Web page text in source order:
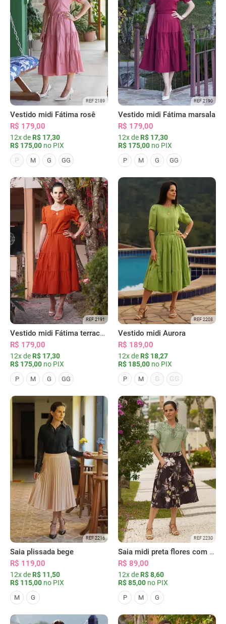
REF 2189
Vestido midi Fátima rosê
R$ 179,00
12x de R$ 17,30
R$ 175,00 no PIX
P
M G GG
REF 2190
Vestido midi Fátima marsala
R$ 179,00
12x de R$ 17,30
R$ 175,00 no PIX
P M G GG
REF 2191
Vestido midi Fátima terracota
R$ 179,00
12x de R$ 17,30
R$ 175,00 no PIX
P M G GG
REF 2208
Vestido midi Aurora
R$ 189,00
12x de R$ 18,27
R$ 185,00 no PIX
P M G GG
REF 2216
Saia plissada bege
R$ 119,00
12x de R$ 11,50
R$ 115,00 no PIX
M G
REF 2230
Saia midi preta flores com bolsos
R$ 89,00
12x de R$ 8,60
R$ 85,00 no PIX
P M G